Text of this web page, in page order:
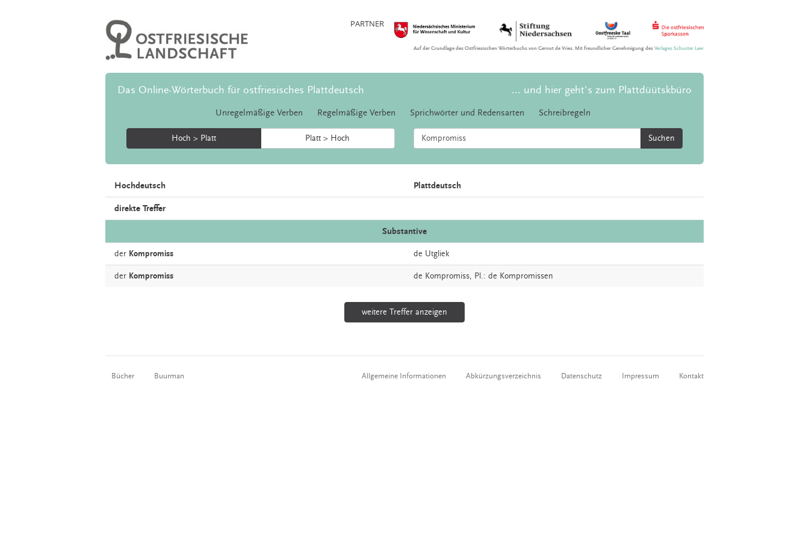
PARTNER
Auf der Grundlage des Ostfriesischen Wörterbuchs von Gernot de Vries. Mit freundlicher Genehmigung desVerlages Schuster Leer
Das Online-Wörterbuch für ostfriesisches Plattdeutsch ... und hier geht's zum Plattdüütskbüro
Unregelmäßige Verben Regelmäßige Verben Sprichwörter und Redensarten Schreibregeln
Hoch > Platt Platt > Hoch Suchen
Hochdeutsch Plattdeutsch
direkte Treffer
Substantive
der Kompromiss de Utgliek
der Kompromiss de Kompromiss, Pl.: de Kompromissen
weitere Treffer anzeigen
Bücher Buurman Allgemeine Informationen Abkürzungsverzeichnis Datenschutz Impressum Kontakt